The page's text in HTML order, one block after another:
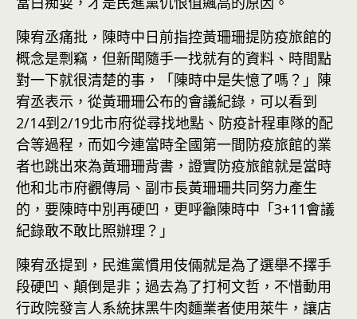
陳宥丞痛批，陳時中日前指控黃珊珊提防疫旅館的
概念是剽竊，但新聞隨手一找就有的資料、時間點
對一下就很清楚的事，「陳時中是失憶了嗎？」陳
宥丞表示，從黃珊珊公布的會議紀錄，可以看到
2/14到2/19北市府從尋找地點、防疫計程車隊的配
合等過程，而如今連當時全國第一間防疫旅館的業
者也跳出來為黃珊珊背書，證實防疫旅館就是當時
他和北市府觀傳局、副市長黃珊珊共同努力產生
的，要陳時中別再硬凹，更呼籲陳時中「3+11會議
紀錄敢不敢比照辦理？」
陳宥丞提到，民進黨慣用伎倆就是為了選舉不擇手
段硬凹、顛倒是非；過去為了打柯文哲，不惜動用
行政院發言人系統抹黑牛肉麵業者使用萊牛，讓店